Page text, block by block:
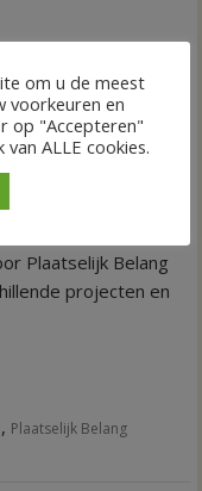
en
van de
Hardenberg
vrijdagochtend 4
op bezoek
Plaatselijk Belang
projecten en
, Plaatselijk Belang
om u de meest
voorkeuren en
op "Accepteren"
ALLE cookies.